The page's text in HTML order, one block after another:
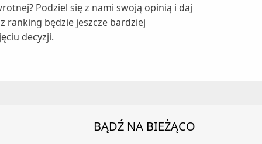
Podziel się z nami swoją opinią i daj
ranking będzie jeszcze bardziej
decyzji.
BĄDŹ NA BIEŻĄCO